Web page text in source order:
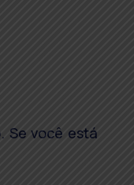
Se você está